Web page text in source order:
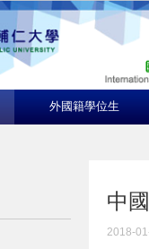
外國籍學位生
中
2018-